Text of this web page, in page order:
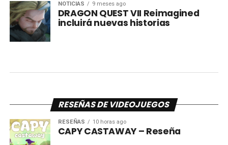
NOTICIAS 9 meses ago
DRAGON QUEST VII Reimagined
incluirá nuevas historias
RESEÑAS DE VIDEOJUEGOS
RESEÑAS 10 horas ago
CAPY CASTAWAY – Reseña